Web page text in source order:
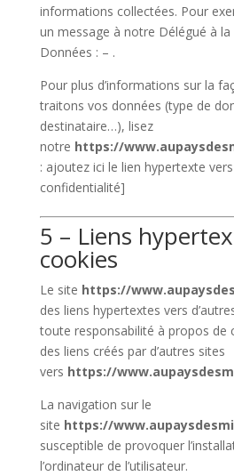
informations collectées. Pour
un message à notre Délégué à
Données : – .
Pour plus d’informations sur la
traitons vos données (type de
destinataire…), lisez
notre https://
: ajoutez ici le lien hypertexte
confidentialité]
5 – Liens
cookies
Le site https://
des liens hypertextes vers
toute responsabilité à propos de
des liens créés par d’autres sites
vers https://
La navigation sur le
site https://
susceptible de provoquer
l’ordinateur de l’utilisateur.